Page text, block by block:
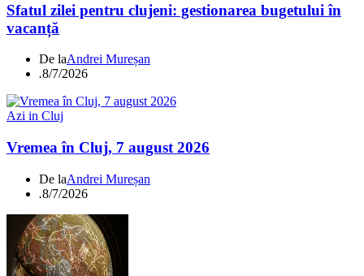
Sfatul zilei pentru clujeni: gestionarea bugetului în
vacanță
De laAndrei Mureșan
.8/7/2026
Azi in Cluj
Vremea în Cluj, 7 august 2026
De laAndrei Mureșan
.8/7/2026